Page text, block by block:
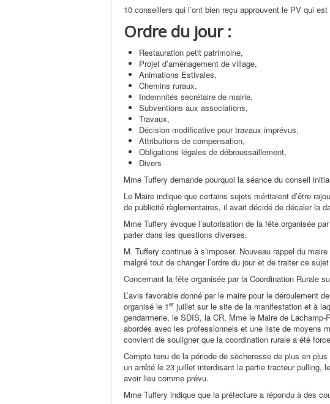
10 conseillers qui l’ont bien reçu approuvent le PV qui
Ordre du jour :
Restauration petit patrimoine,
Projet d’aménagement de village,
Animations Estivales,
Chemins ruraux,
Indemnités secrétaire de mairie,
Subventions aux associations,
Travaux,
Décision modificative pour travaux imprévus,
Attributions de compensation,
Obligations légales de débroussaillement,
Divers
Mme Tuffery demande pourquoi la séance du conseil
Le Maire indique que certains sujets méritaient d’être
de publicité règlementaires, il avait décidé de décaler la
Mme Tuffery évoque l’autorisation de la fête organisée
parler dans les questions diverses.
M. Tuffery continue à s’imposer. Nouveau rappel du
malgré tout de changer l’ordre du jour et de traiter ce
Concernant la fête organisée par la Coordination Rurale
L’avis favorable donné par le maire pour le déroulement
organisé le 1er juillet sur le site de la manifestation et à
gendarmerie, le SDIS, la CR, Mme le Maire de
abordés avec les professionnels et une liste de moyens
convient de souligner que la coordination rurale a été
Compte tenu de la période de sècheresse de plus en
un arrêté le 23 juillet interdisant la partie tracteur pulling,
avoir lieu comme prévu.
Mme Tuffery indique que la préfecture a répondu à des